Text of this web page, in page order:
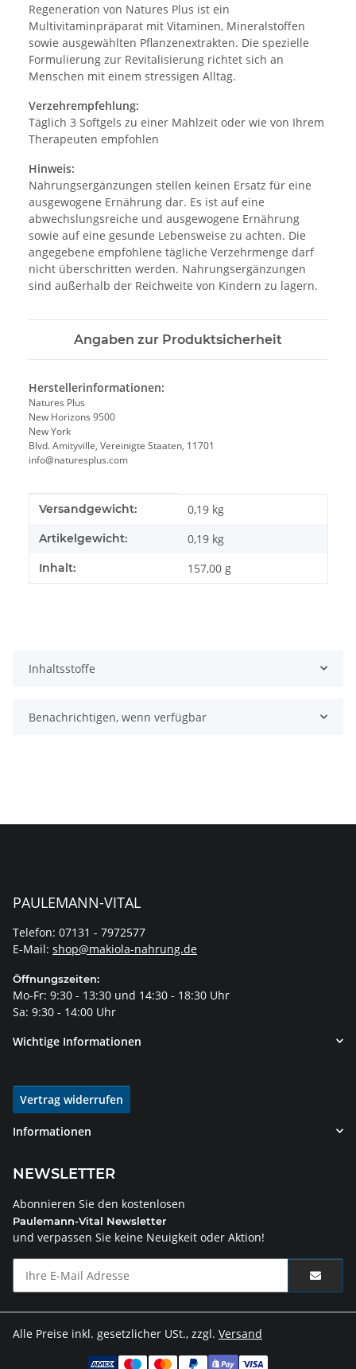
Regeneration von Natures Plus ist ein
Multivitaminpräparat mit Vitaminen, Mineralstoffen
sowie ausgewählten Pflanzenextrakten. Die spezielle
Formulierung zur Revitalisierung richtet sich an
Menschen mit einem stressigen Alltag.
Verzehrempfehlung:
Täglich 3 Softgels zu einer Mahlzeit oder wie von Ihrem
Therapeuten empfohlen
Hinweis:
Nahrungsergänzungen stellen keinen Ersatz für eine
ausgewogene Ernährung dar. Es ist auf eine
abwechslungsreiche und ausgewogene Ernährung
sowie auf eine gesunde Lebensweise zu achten. Die
angegebene empfohlene tägliche Verzehrmenge darf
nicht überschritten werden. Nahrungsergänzungen
sind außerhalb der Reichweite von Kindern zu lagern.
Angaben zur Produktsicherheit
Herstellerinformationen:
Natures Plus
New Horizons 9500
New York
Blvd. Amityville, Vereinigte Staaten, 11701
info@naturesplus.com
Produkteigenschaft
Wert
Versandgewicht: 0,19 kg
Artikelgewicht: 0,19 kg
Inhalt: 157,00 g
Inhaltsstoffe
Benachrichtigen, wenn verfügbar
PAULEMANN-VITAL
Telefon: 07131 - 7972577
E-Mail: shop@makiola-nahrung.de
Öffnungszeiten:
Mo-Fr: 9:30 - 13:30 und 14:30 - 18:30 Uhr
Sa: 9:30 - 14:00 Uhr
Wichtige Informationen
Vertrag widerrufen
Informationen
NEWSLETTER
Abonnieren Sie den kostenlosen
Paulemann-Vital Newsletter
und verpassen Sie keine Neuigkeit oder Aktion!
Alle Preise inkl. gesetzlicher USt., zzgl. Versand